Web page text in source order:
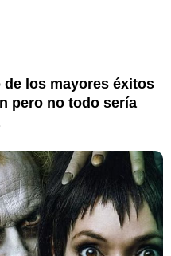
los mayores éxitos
pero no todo sería